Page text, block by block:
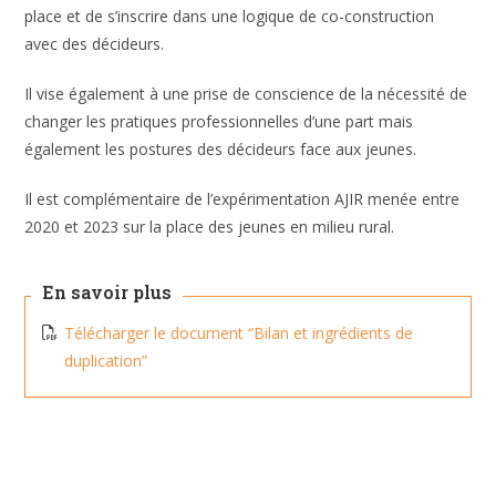
place et de s’inscrire dans une logique de co-construction
avec des décideurs.
Il vise également à une prise de conscience de la nécessité de
changer les pratiques professionnelles d’une part mais
également les postures des décideurs face aux jeunes.
Il est complémentaire de l’expérimentation AJIR menée entre
2020 et 2023 sur la place des jeunes en milieu rural.
En savoir plus
Télécharger le document “Bilan et ingrédients de
duplication”